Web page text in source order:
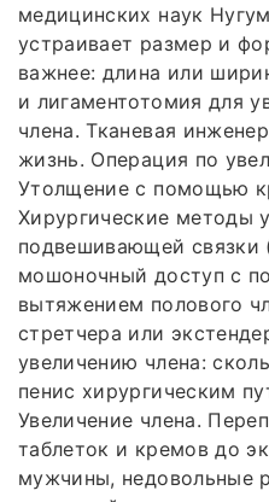
медицинских наук
устраивает размер и
важнее: длина или
и лигаментотомия для
члена. Тканевая
жизнь. Операция по
Утолщение с помощью
Хирургические методы
подвешивающей связки
мошоночный доступ с
вытяжением полового
стретчера или
увеличению члена:
пенис хирургическим
Увеличение члена.
таблеток и кремов до
мужчины, недовольные